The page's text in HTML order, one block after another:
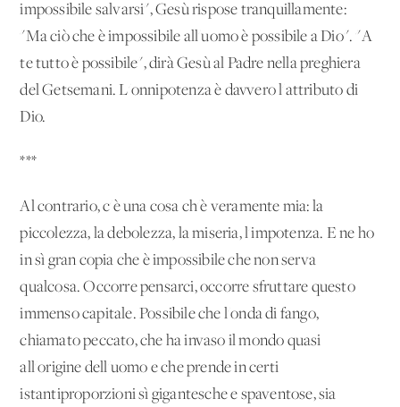
impossibile salvarsi", Gesù rispose tranquillamente:
"Ma ciò che è impossibile all'uomo è possibile a Dio". "A
te tutto è possibile", dirà Gesù al Padre nella preghiera
del Getsemani. L'onnipotenza è davvero l'attributo di
Dio.
***
Al contrario, c'è una cosa ch'è veramente mia: la
piccolezza, la debolezza, la miseria, l'impotenza. E ne ho
in sì gran copia che è impossibile che non serva
qualcosa. Occorre pensarci, occorre sfruttare questo
immenso capitale. Possibile che l'onda di fango,
chiamato peccato, che ha invaso il mondo quasi
all'origine dell'uomo e che prende in certi
istantiproporzioni sì gigantesche e spaventose, sia